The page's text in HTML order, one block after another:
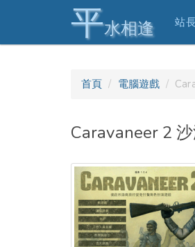
平水相逢 站
首頁 電腦遊戲
Caravaneer 2